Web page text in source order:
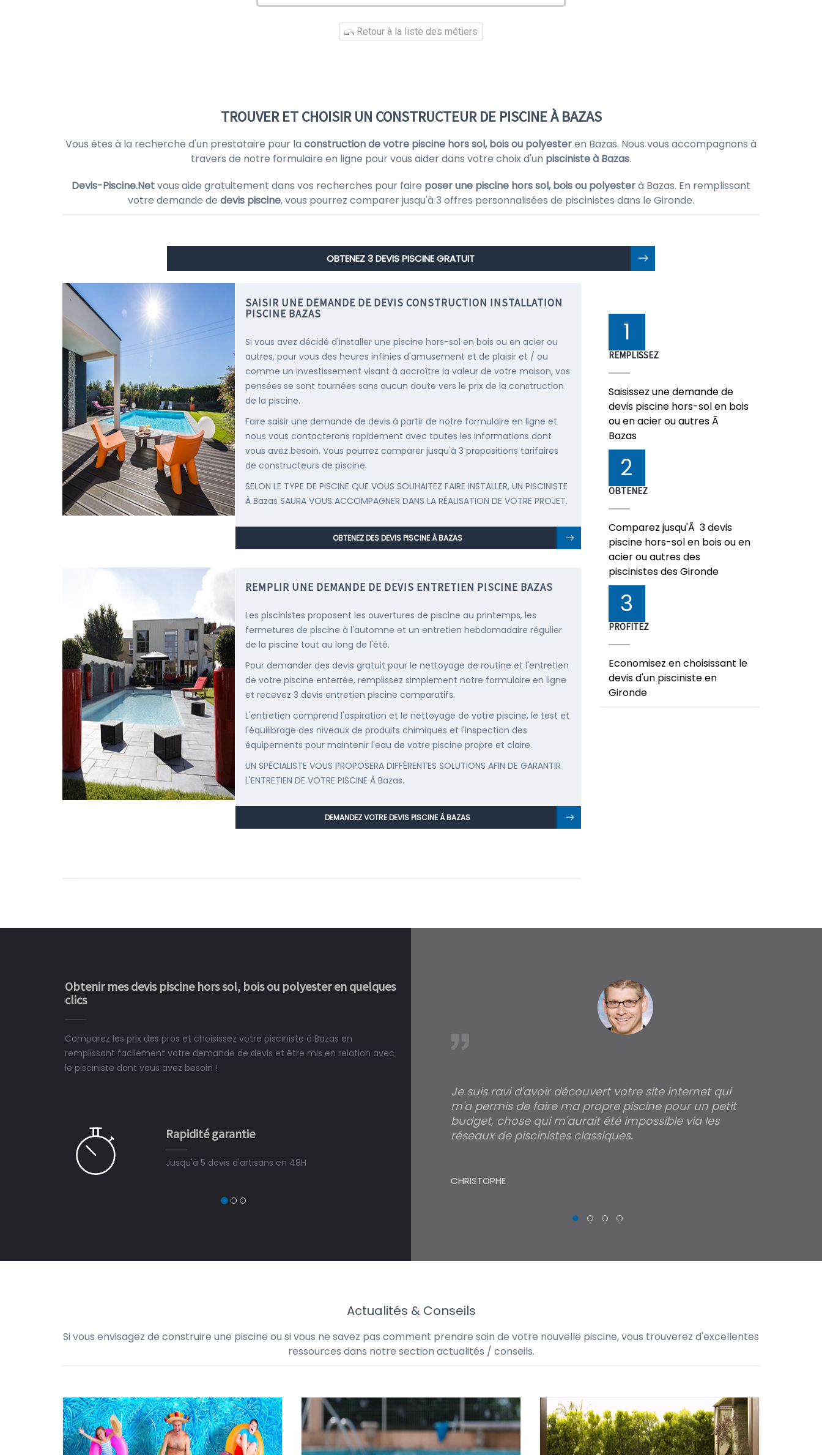
Retour à la liste des métiers
TROUVER ET CHOISIR UN CONSTRUCTEUR DE PISCINE À BAZAS
Vous êtes à la recherche d'un prestataire pour la construction de votre piscine hors sol, bois ou polyesteren Bazas. Nous vous accompagnons à
travers de notre formulaire en ligne pour vous aider dans votre choix d'un pisciniste à Bazas.
Devis-Piscine.Netvous aide gratuitement dans vos recherches pour faire poser une piscine hors sol, bois ou polyesterà Bazas. En remplissant
votre demande de devis piscine, vous pourrez comparer jusqu'à 3 offres personnalisées de piscinistes dans le Gironde.
OBTENEZ 3 DEVIS PISCINE GRATUIT
SAISIR UNE DEMANDE DE DEVIS CONSTRUCTION INSTALLATION
PISCINE BAZAS
Si vous avez décidé d'installer une piscine hors-sol en bois ou en acier ou
autres, pour vous des heures infinies d'amusement et de plaisir et / ou
comme un investissement visant à accroître la valeur de votre maison, vos
pensées se sont tournées sans aucun doute vers le prix de la construction
de la piscine.
Faire saisir une demande de devis à partir de notre formulaire en ligne et
nous vous contacterons rapidement avec toutes les informations dont
vous avez besoin. Vous pourrez comparer jusqu'à 3 propositions tarifaires
de constructeurs de piscine.
SELON LE TYPE DE PISCINE QUE VOUS SOUHAITEZ FAIRE INSTALLER, UN PISCINISTE
À Bazas SAURA VOUS ACCOMPAGNER DANS LA RÉALISATION DE VOTRE PROJET.
OBTENEZ DES DEVIS PISCINE À BAZAS
REMPLIR UNE DEMANDE DE DEVIS ENTRETIEN PISCINE BAZAS
Les piscinistes proposent les ouvertures de piscine au printemps, les
fermetures de piscine à l'automne et un entretien hebdomadaire régulier
de la piscine tout au long de l'été.
Pour demander des devis gratuit pour le nettoyage de routine et l'entretien
de votre piscine enterrée, remplissez simplement notre formulaire en ligne
et recevez 3 devis entretien piscine comparatifs.
L'entretien comprend l'aspiration et le nettoyage de votre piscine, le test et
l'équilibrage des niveaux de produits chimiques et l'inspection des
équipements pour maintenir l'eau de votre piscine propre et claire.
UN SPÉCIALISTE VOUS PROPOSERA DIFFÉRENTES SOLUTIONS AFIN DE GARANTIR
L'ENTRETIEN DE VOTRE PISCINE À Bazas.
DEMANDEZ VOTRE DEVIS PISCINE À BAZAS
1
REMPLISSEZ
Saisissez une demande de
devis piscine hors-sol en bois
ou en acier ou autres Ã
Bazas
2
OBTENEZ
Comparez jusqu'Ã 3 devis
piscine hors-sol en bois ou en
acier ou autres des
piscinistes des Gironde
3
PROFITEZ
Economisez en choisissant le
devis d'un pisciniste en
Gironde
Obtenir mes devis piscine hors sol, bois ou polyester en quelques
clics
Comparez les prix des pros et choisissez votre pisciniste à Bazas en
remplissant facilement votre demande de devis et être mis en relation avec
le pisciniste dont vous avez besoin !
Rapidité garantie
Jusqu'à 5 devis d'artisans en 48H
ne peut plus s'en passer.
Le rêve devient enfin réalité, une piscine est bien
construit chez moi.
Je suis ravi d'avoir découvert votre site internet qui
m'a permis de faire ma propre piscine pour un petit
budget, chose qui m'aurait été impossible via les
réseaux de piscinistes classiques.
CHRISTOPHE
Actualités & Conseils
Si vous envisagez de construire une piscine ou si vous ne savez pas comment prendre soin de votre nouvelle piscine, vous trouverez d'excellentes
ressources dans notre section actualités / conseils.